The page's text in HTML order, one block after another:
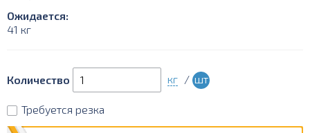
Ожидается:
41 кг
Количество кг / шт
Требуется резка